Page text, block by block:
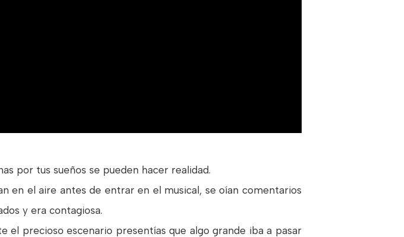
por tus sueños se pueden hacer realidad.
en el aire antes de entrar en el musical, se oían comentarios
y era contagiosa.
el precioso escenario presentías que algo grande iba a pasar